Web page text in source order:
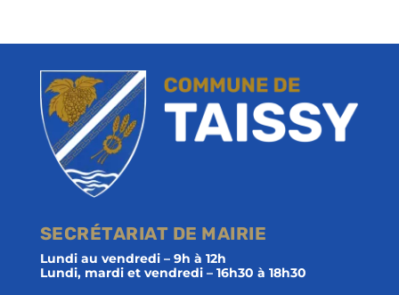
SECRÉTARIAT DE MAIRIE
Lundi au vendredi – 9h à 12h
Lundi, mardi et vendredi – 16h30 à 18h30